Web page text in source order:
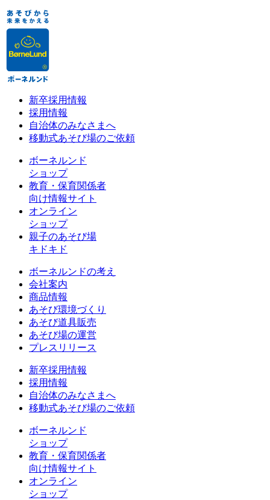
新卒採用情報
採用情報
自治体のみなさまへ
移動式あそび場のご依頼
ボーネルンド
ショップ
教育・保育関係者
向け情報サイト
オンライン
ショップ
親子のあそび場
キドキド
ボーネルンドの考え
会社案内
商品情報
あそび環境づくり
あそび道具販売
あそび場の運営
プレスリリース
新卒採用情報
採用情報
自治体のみなさまへ
移動式あそび場のご依頼
ボーネルンド
ショップ
教育・保育関係者
向け情報サイト
オンライン
ショップ